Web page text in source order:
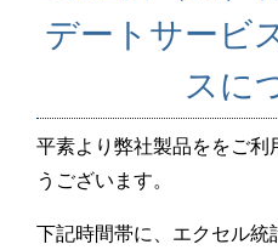
デートサービ
スに
平素より弊社製品ををご
うございます。
下記時間帯に、エクセル